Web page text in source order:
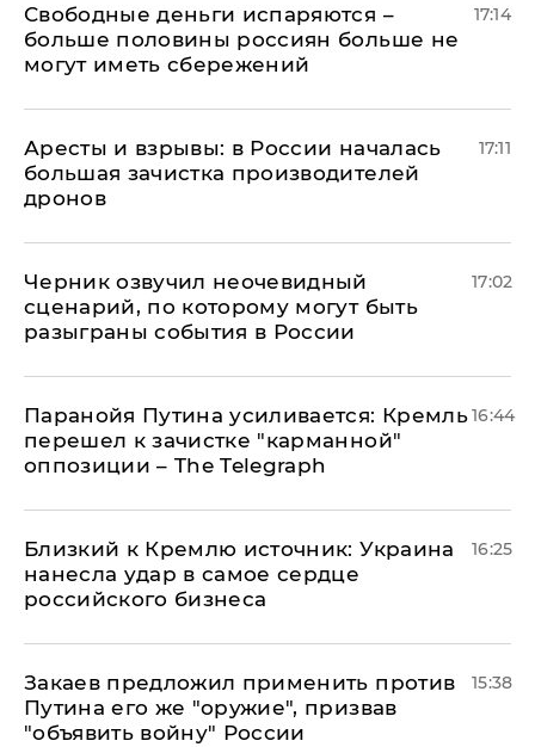
Свободные деньги испаряются –
больше половины россиян больше не
могут иметь сбережений
17:14
Аресты и взрывы: в России началась
большая зачистка производителей
дронов
17:11
Черник озвучил неочевидный
сценарий, по которому могут быть
разыграны события в России
17:02
Паранойя Путина усиливается: Кремль
перешел к зачистке "карманной"
оппозиции – The Telegraph
16:44
Близкий к Кремлю источник: Украина
нанесла удар в самое сердце
российского бизнеса
16:25
Закаев предложил применить против
Путина его же "оружие", призвав
"объявить войну" России
15:38